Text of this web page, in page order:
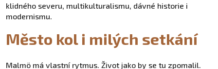
klidného severu, multikulturalismu, dávné historie i
modernismu.
Město kol i milých setkání
Malmö má vlastní rytmus. Život jako by se tu zpomalil.